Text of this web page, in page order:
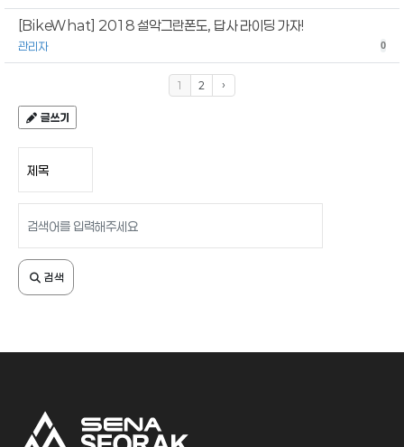
[BikeWhat] 2018 설악그란폰도, 답사 라이딩 가자!
관리자 0
1 2 ›
글쓰기
검색